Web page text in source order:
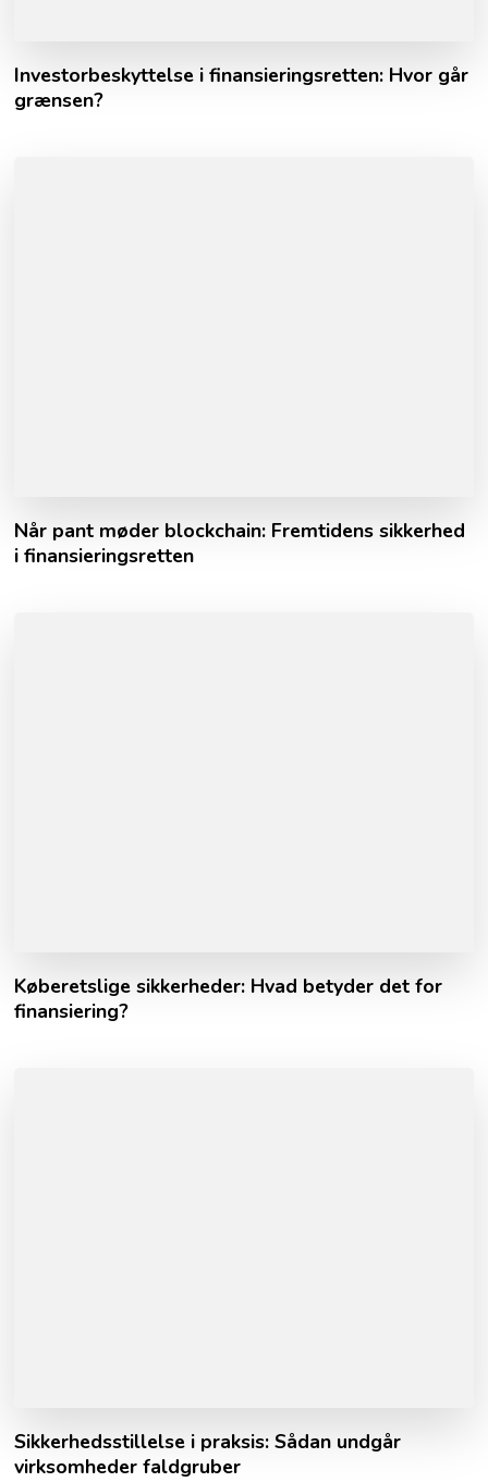
Investorbeskyttelse i finansieringsretten: Hvor går
grænsen?
Når pant møder blockchain: Fremtidens sikkerhed
i finansieringsretten
Køberetslige sikkerheder: Hvad betyder det for
finansiering?
Sikkerhedsstillelse i praksis: Sådan undgår
virksomheder faldgruber